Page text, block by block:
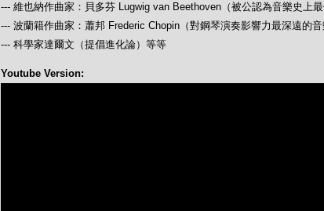
--- 維也納作曲家：貝多芬 Lugwig van Beethoven（被公認為音樂史上最
--- 波蘭籍作曲家：蕭邦 Frederic Chopin（對鋼琴演奏影響力最深遠的音
--- 科學家達爾文（提倡進化論）等等
Youtube Version: